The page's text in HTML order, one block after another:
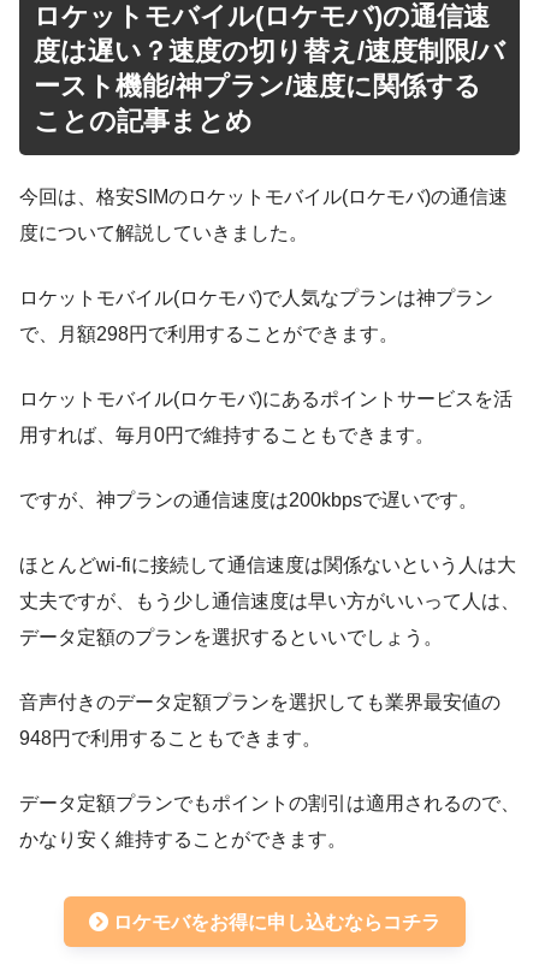
ロケットモバイル(ロケモバ)の通信速
度は遅い？速度の切り替え/速度制限/バ
ースト機能/神プラン/速度に関係する
ことの記事まとめ
今回は、格安SIMのロケットモバイル(ロケモバ)の通信速
度について解説していきました。
ロケットモバイル(ロケモバ)で人気なプランは神プラン
で、月額298円で利用することができます。
ロケットモバイル(ロケモバ)にあるポイントサービスを活
用すれば、毎月0円で維持することもできます。
ですが、神プランの通信速度は200kbpsで遅いです。
ほとんどwi-fiに接続して通信速度は関係ないという人は大
丈夫ですが、もう少し通信速度は早い方がいいって人は、
データ定額のプランを選択するといいでしょう。
音声付きのデータ定額プランを選択しても業界最安値の
948円で利用することもできます。
データ定額プランでもポイントの割引は適用されるので、
かなり安く維持することができます。
ロケモバをお得に申し込むならコチラ